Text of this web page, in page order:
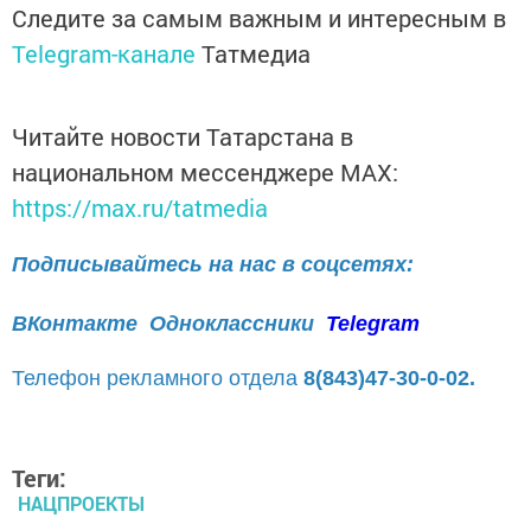
Следите за самым важным и интересным в
Telegram-канале Татмедиа
Читайте новости Татарстана в
национальном мессенджере MАХ:
https://max.ru/tatmedia
Подписывайтесь на нас в соцсетях:
ВКонтакте Одноклассники Telegram
Телефон рекламного отдела 8(843)47-30-0-02.
Теги:
НАЦПРОЕКТЫ